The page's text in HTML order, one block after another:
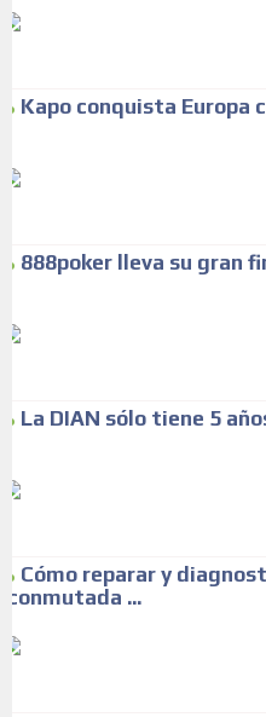
Kapo conquista Europa
888poker lleva su gran
La DIAN sólo tiene 5
Cómo reparar y
conmutada ...